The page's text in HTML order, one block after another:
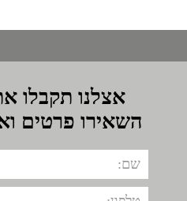
אצלנו תקבלו
השאירו פרטים